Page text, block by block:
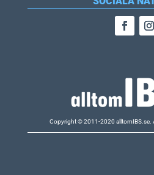
Copyright © 2011-2020 alltomIBS.se.